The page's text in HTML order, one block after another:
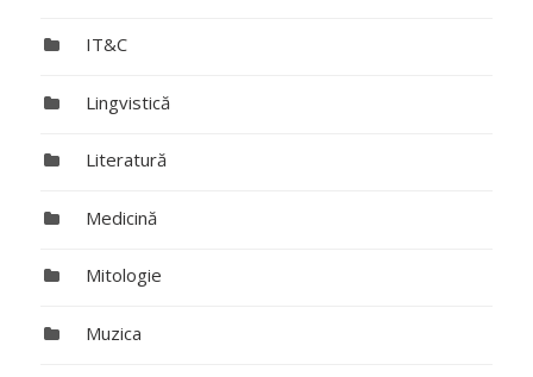
IT&C
Lingvistică
Literatură
Medicină
Mitologie
Muzica